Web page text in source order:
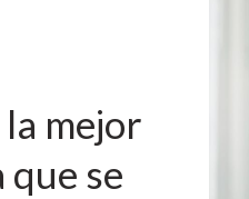
la mejor
que se